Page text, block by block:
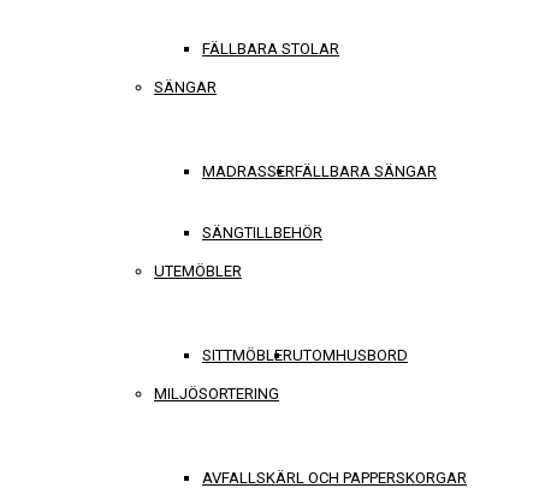
FÄLLBARA STOLAR
SÄNGAR
MADRASSERFÄLLBARA SÄNGAR
SÄNGTILLBEHÖR
UTEMÖBLER
SITTMÖBLERUTOMHUSBORD
MILJÖSORTERING
AVFALLSKÄRL OCH PAPPERSKORGAR